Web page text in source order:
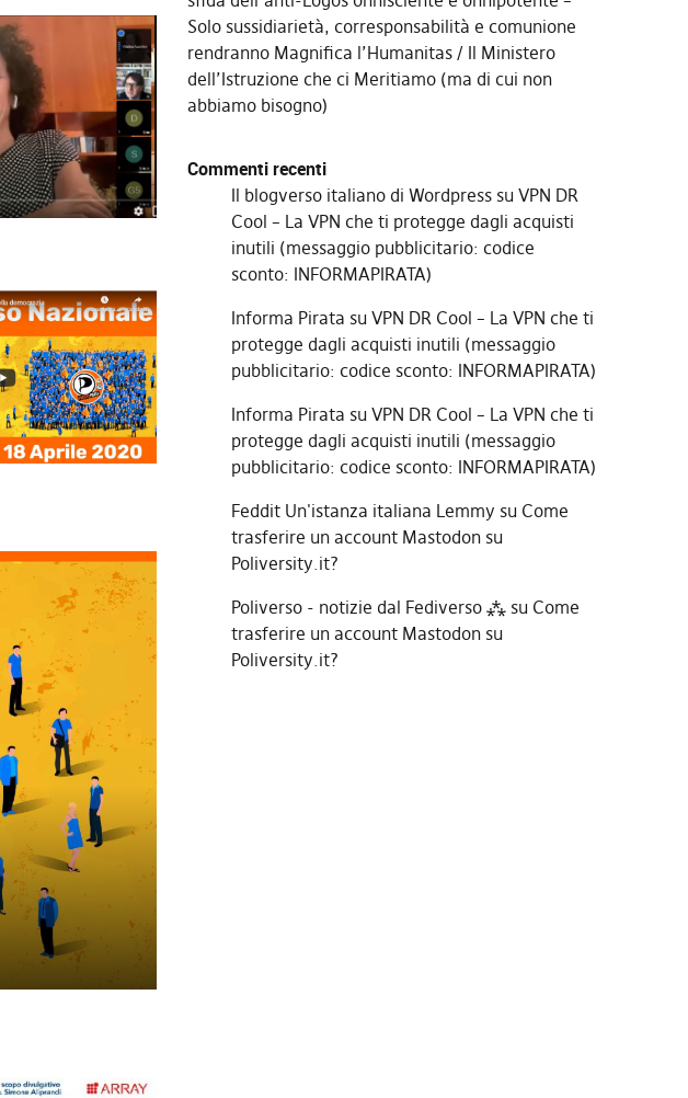
Solo sussidiarietà, corresponsabilità e comunione
rendranno Magnifica l’Humanitas
Il Ministero
dell’Istruzione che ci Meritiamo (ma di cui non
abbiamo bisogno)
Commenti recenti
Il blogverso italiano di Wordpresssu VPN DR
Cool – La VPN che ti protegge dagli acquisti
inutili (messaggio pubblicitario: codice
sconto: INFORMAPIRATA)
Informa Pirata su VPN DR Cool – La VPN che ti
protegge dagli acquisti inutili (messaggio
pubblicitario: codice sconto: INFORMAPIRATA)
Informa Pirata su VPN DR Cool – La VPN che ti
protegge dagli acquisti inutili (messaggio
pubblicitario: codice sconto: INFORMAPIRATA)
Feddit Un'istanza italiana Lemmy su Come
trasferire un account Mastodon su
Poliversity.it?
Poliverso - notizie dal Fediverso ⁂su Come
trasferire un account Mastodon su
Poliversity.it?